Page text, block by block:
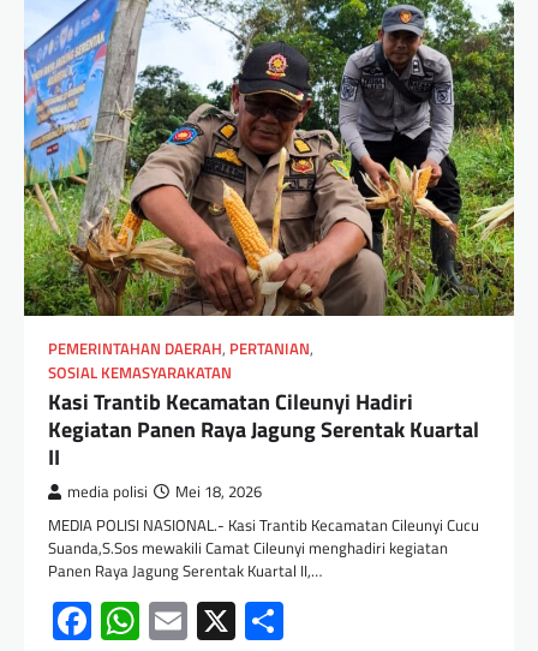
PEMERINTAHAN DAERAH, PERTANIAN,
SOSIAL KEMASYARAKATAN
Kasi Trantib Kecamatan Cileunyi Hadiri
Kegiatan Panen Raya Jagung Serentak Kuartal
II
media polisi Mei 18, 2026
MEDIA POLISI NASIONAL.- Kasi Trantib Kecamatan Cileunyi Cucu
Suanda,S.Sos mewakili Camat Cileunyi menghadiri kegiatan
Panen Raya Jagung Serentak Kuartal II,…
Facebook
WhatsApp
Email
X